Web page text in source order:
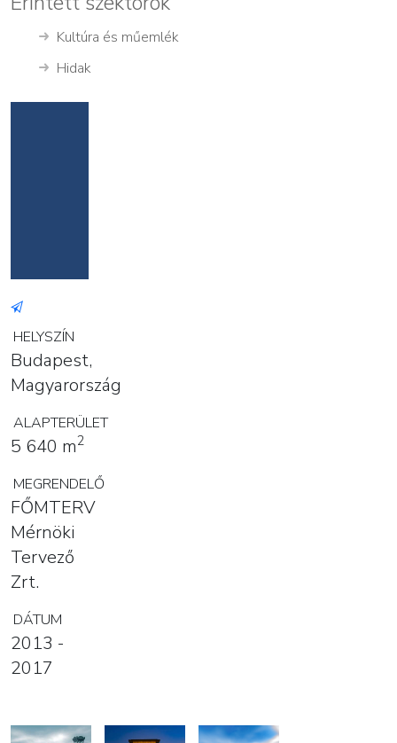
Kultúra és műemlék
Hidak
HELYSZÍN
Budapest,
Magyarország
ALAPTERÜLET
5 640 m2
MEGRENDELŐ
FŐMTERV
Mérnöki
Tervező
Zrt.
DÁTUM
2013 -
2017